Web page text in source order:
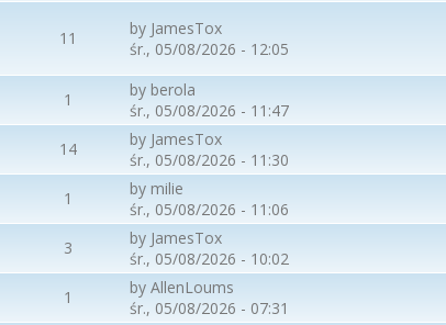
11 by JamesTox
śr., 05/08/2026 - 12:05
1 by berola
śr., 05/08/2026 - 11:47
14 by JamesTox
śr., 05/08/2026 - 11:30
1 by milie
śr., 05/08/2026 - 11:06
3 by JamesTox
śr., 05/08/2026 - 10:02
1 by AllenLoums
śr., 05/08/2026 - 07:31